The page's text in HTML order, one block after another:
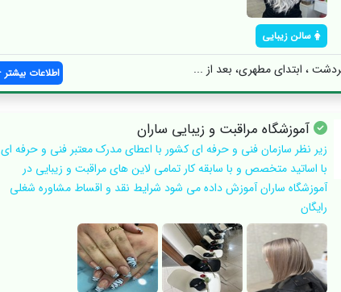
سالن زیبایی
، ابتدای مطهری، بعد از ... اطلاعات بیشتر
آموزشگاه مراقبت و زیبایی ساران
زیر نظر سازمان فنی و حرفه ای کشور با اعطای مدرک معتبر فنی و حرفه ای
با اساتید متخصص و با سابقه کار تمامی لاین های مراقبت و زیبایی در
آموزشگاه ساران آموزش داده می شود شرایط نقد و اقساط مشاوره شغلی
رایگان